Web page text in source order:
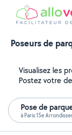
Poseurs de
Visualisez les
Postez votre
Pose de
à Paris 15e